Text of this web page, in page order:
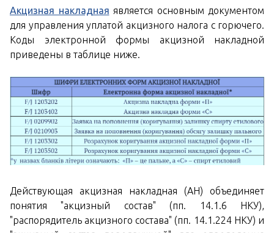
Акцизная накладная является основным документом
для управления уплатой акцизного налога с горючего.
Коды электронной формы акцизной накладной
приведены в таблице ниже.
Действующая акцизная накладная (АН) объединяет
понятия "акцизный состав" (пп. 14.1.6 НКУ),
"распорядитель акцизного состава" (пп. 14.1.224 НКУ) и